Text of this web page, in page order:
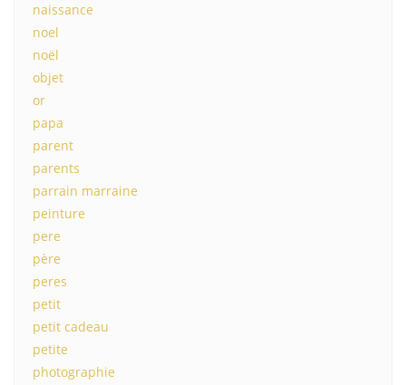
naissance
noel
noël
objet
or
papa
parent
parents
parrain marraine
peinture
pere
père
peres
petit
petit cadeau
petite
photographie